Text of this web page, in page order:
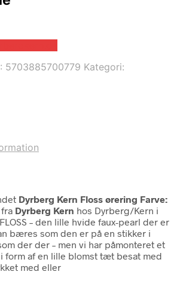
5703885700779 Kategori:
Dyrberg Kern Floss ørering Farve:
fra Dyrberg Kern hos Dyrberg/Kern i
– den lille hvide faux-pearl der er
bæres som den er på en stikker i
der der – men vi har påmonteret et
af en lille blomst tæt besat med
med eller